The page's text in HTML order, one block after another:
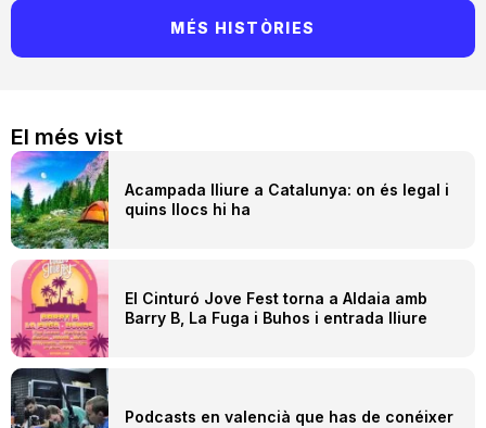
El més vist
Acampada lliure a Catalunya: on és legal i
quins llocs hi ha
El Cinturó Jove Fest torna a Aldaia amb
Barry B, La Fuga i Buhos i entrada lliure
Podcasts en valencià que has de conéixer
MÉS HISTÒRIES